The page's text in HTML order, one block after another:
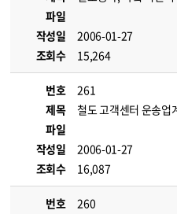
파일
작성일
2006-01-27
조회수
15,264
번호
261
제목
철도 고객센터 운송업
파일
작성일
2006-01-27
조회수
16,087
번호
260